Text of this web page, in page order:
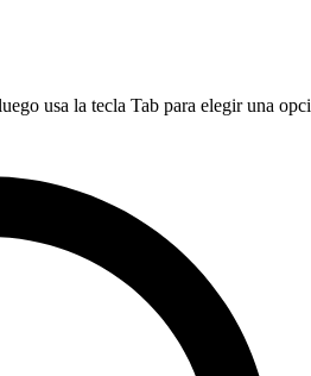
usa la tecla Tab para elegir una